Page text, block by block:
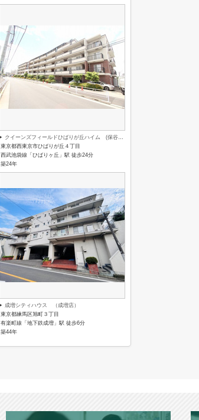
クイーンズフィールドひばりが丘ハイム (保谷店)
東京都西東京市ひばりが丘４丁目
西武池袋線「ひばりヶ丘」駅 徒歩24分
築24年
成増シティハウス （成増店）
東京都練馬区旭町３丁目
有楽町線「地下鉄成増」駅 徒歩6分
築44年